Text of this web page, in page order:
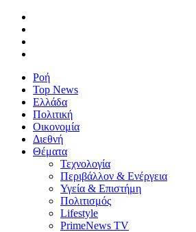
Ροή
Top News
Ελλάδα
Πολιτική
Οικονομία
Διεθνή
Θέματα
Τεχνολογία
Περιβάλλον & Ενέργεια
Υγεία & Επιστήμη
Πολιτισμός
Lifestyle
PrimeNews TV